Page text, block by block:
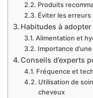
Produits
Éviter les
Habitudes à
Alimentation et
Importance
Conseils d’experts
Fréquence et
Utilisation de
cheveux